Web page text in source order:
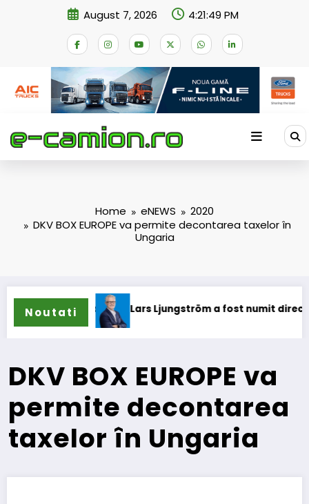
August 7, 2026 4:21:49 PM
Home eNEWS
2020
DKV BOX EUROPE va permite decontarea taxelor în
Ungaria
Noutati
Lars Ljungström a fost numit director general
DKV BOX EUROPE va
permite decontarea
taxelor în Ungaria